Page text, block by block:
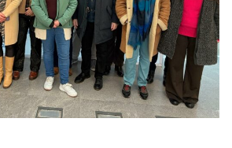
ensemble : un échange croisé
changer d’approche
Éducation a mené un projet Erasmus
et centré sur l'éducation
différences entre la France…